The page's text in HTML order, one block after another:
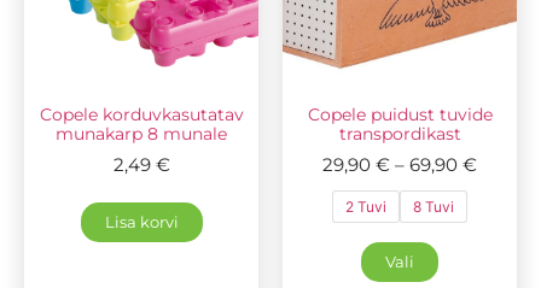
Copele korduvkasutatav
munakarp 8 munale
2,49 €
Lisa korvi
Copele puidust tuvide
transpordikast
29,90 € – 69,90 €
2 Tuvi 8 Tuvi
Vali